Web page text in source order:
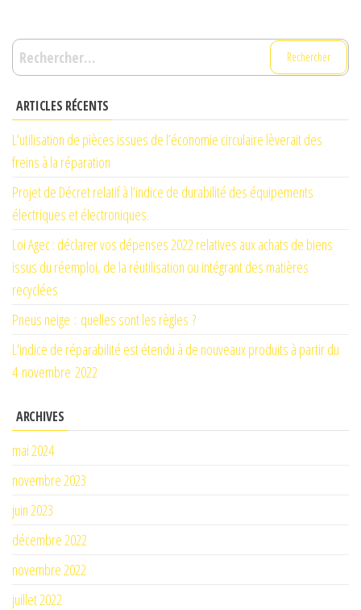
Rechercher :
ARTICLES RÉCENTS
L’utilisation de pièces issues de l’économie circulaire lèverait des
freins à la réparation
Projet de Décret relatif à l’indice de durabilité des équipements
électriques et électroniques.
Loi Agec : déclarer vos dépenses 2022 relatives aux achats de biens
issus du réemploi, de la réutilisation ou intégrant des matières
recyclées
Pneus neige : quelles sont les règles ?
L’indice de réparabilité est étendu à de nouveaux produits à partir du
4 novembre 2022
ARCHIVES
mai 2024
novembre 2023
juin 2023
décembre 2022
novembre 2022
juillet 2022